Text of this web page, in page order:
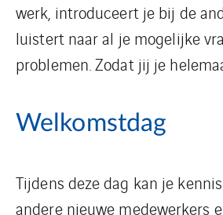
werk, introduceert je bij de
luistert naar al je mogelijke
problemen. Zodat jij je
Welkomstdag
Tijdens deze dag kan je
andere nieuwe medewerkers